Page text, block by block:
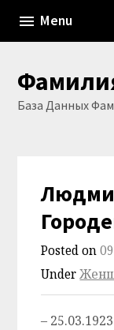
content
Menu
База Данных
Posted on
Under
–